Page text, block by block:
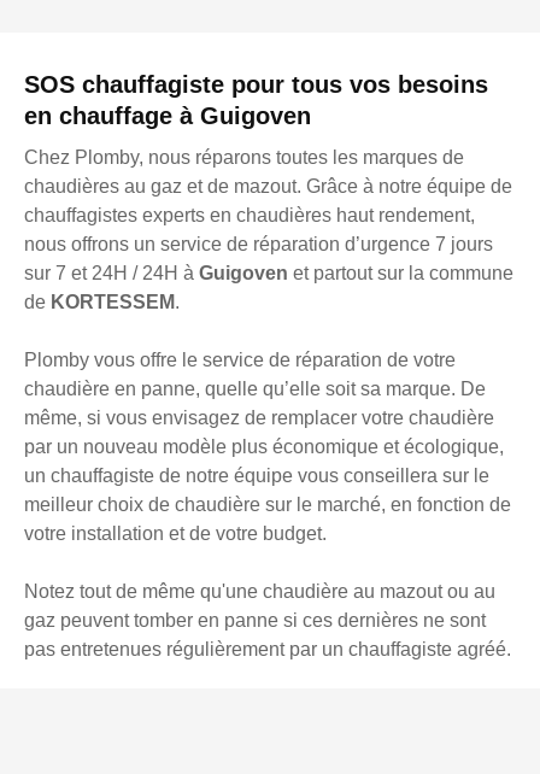
SOS chauffagiste pour tous vos besoins
en chauffage à Guigoven
Chez Plomby, nous réparons toutes les marques de
chaudières au gaz et de mazout. Grâce à notre équipe de
chauffagistes experts en chaudières haut rendement,
nous offrons un service de réparation d’urgence 7 jours
sur 7 et 24H / 24H à Guigoven et partout sur la commune
de KORTESSEM.
Plomby vous offre le service de réparation de votre
chaudière en panne, quelle qu’elle soit sa marque. De
même, si vous envisagez de remplacer votre chaudière
par un nouveau modèle plus économique et écologique,
un chauffagiste de notre équipe vous conseillera sur le
meilleur choix de chaudière sur le marché, en fonction de
votre installation et de votre budget.
Notez tout de même qu'une chaudière au mazout ou au
gaz peuvent tomber en panne si ces dernières ne sont
pas entretenues régulièrement par un chauffagiste agréé.